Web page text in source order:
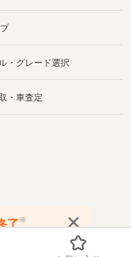
・グレード選択
・車査定
了※